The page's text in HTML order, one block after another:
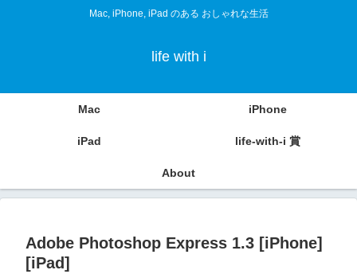
Mac, iPhone, iPad のある おしゃれな生活
life with i
Mac iPhone
iPad life-with-i 賞
About
Adobe Photoshop Express 1.3 [iPhone]
[iPad]